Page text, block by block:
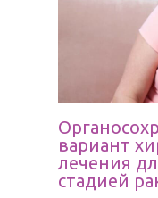
вариант
лечения
стадией